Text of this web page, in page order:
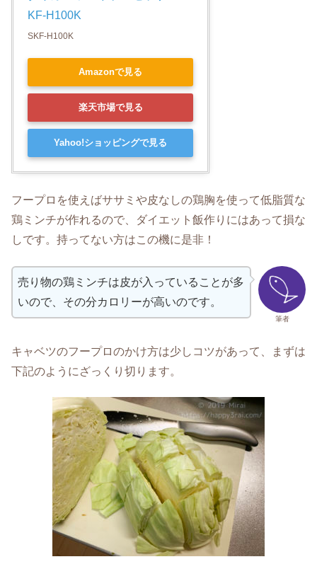
KF-H100K
SKF-H100K
Amazonで見る
楽天市場で見る
Yahoo!ショッピングで見る
フープロを使えばササミや皮なしの鶏胸を使って低脂質な
鶏ミンチが作れるので、ダイエット飯作りにはあって損な
しです。持ってない方はこの機に是非！
筆者
売り物の鶏ミンチは皮が入っていることが多
いので、その分カロリーが高いのです。
キャベツのフープロのかけ方は少しコツがあって、まずは
下記のようにざっくり切ります。